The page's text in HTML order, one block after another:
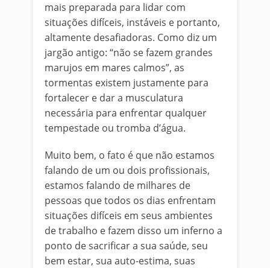
mais preparada para lidar com
situações difíceis, instáveis e portanto,
altamente desafiadoras. Como diz um
jargão antigo: “não se fazem grandes
marujos em mares calmos”, as
tormentas existem justamente para
fortalecer e dar a musculatura
necessária para enfrentar qualquer
tempestade ou tromba d’água.
Muito bem, o fato é que não estamos
falando de um ou dois profissionais,
estamos falando de milhares de
pessoas que todos os dias enfrentam
situações difíceis em seus ambientes
de trabalho e fazem disso um inferno a
ponto de sacrificar a sua saúde, seu
bem estar, sua auto-estima, suas